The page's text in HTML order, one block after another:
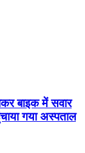
बाइक में सवार
गया अस्पताल